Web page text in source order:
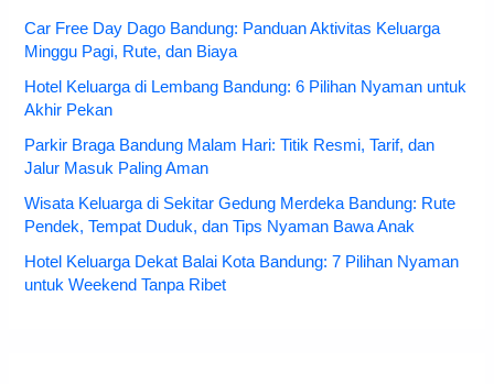
Car Free Day Dago Bandung: Panduan Aktivitas Keluarga
Minggu Pagi, Rute, dan Biaya
Hotel Keluarga di Lembang Bandung: 6 Pilihan Nyaman untuk
Akhir Pekan
Parkir Braga Bandung Malam Hari: Titik Resmi, Tarif, dan
Jalur Masuk Paling Aman
Wisata Keluarga di Sekitar Gedung Merdeka Bandung: Rute
Pendek, Tempat Duduk, dan Tips Nyaman Bawa Anak
Hotel Keluarga Dekat Balai Kota Bandung: 7 Pilihan Nyaman
untuk Weekend Tanpa Ribet